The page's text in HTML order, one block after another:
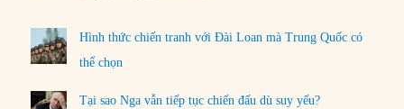
Hình thức chiến tranh với Đài Loan mà Trung Quốc có
thể chọn
Tại sao Nga vẫn tiếp tục chiến đấu dù suy yếu?